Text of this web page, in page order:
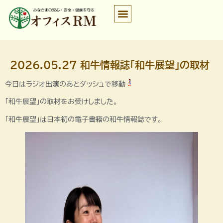
2026.05.27 和牛情報誌「和牛展望」の取材
今日はラジオ出演のあとダッシュで移動
「和牛展望」の取材をお受けしました。
「和牛展望」は日本初の電子書籍の和牛情報誌です。